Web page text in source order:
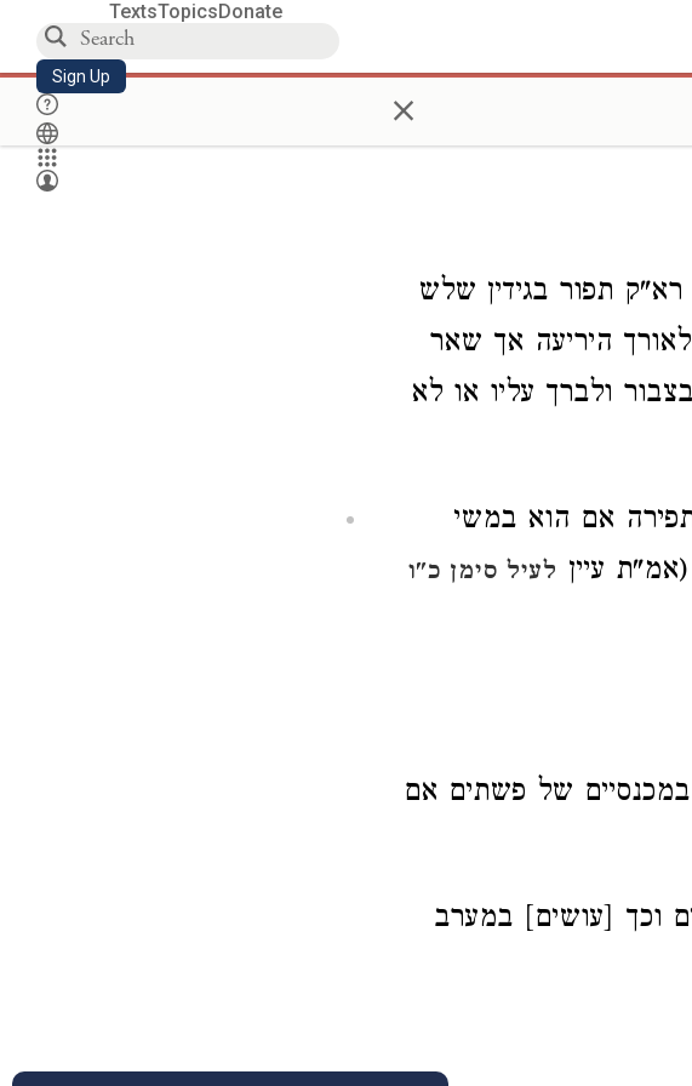
TextsTopicsDonate
Sign Up ×
תפור בגידין שלש
היריעה אך שאר
ולברך עליו או לא
אם הוא במשי
עיין לעיל סימן כ"ו
במכנסיים של פשתים אם
וכך [עושים] במערב